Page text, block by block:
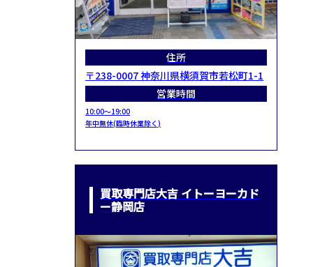
住所
〒238-0007 神奈川県横須賀市若松町1-1
営業時間
10:00～19:00
年中無休(臨時休業除く)
買取専門店大吉 イトーヨーカド
ー静岡店